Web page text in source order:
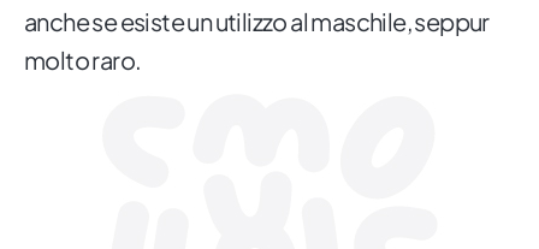
anche se esiste un utilizzo al maschile, seppur
molto raro.